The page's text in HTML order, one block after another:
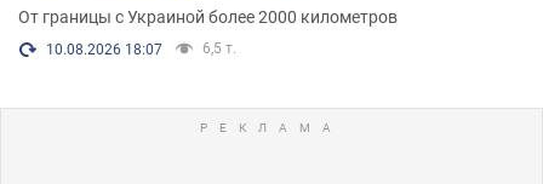
От границы с Украиной более 2000 километров
10.08.2026 18:07 6,5 т.